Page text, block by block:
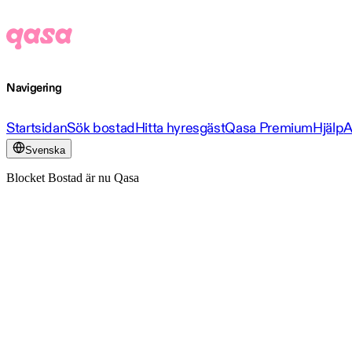
Navigering
StartsidanSök bostadHitta hyresgästQasa PremiumHjälp
Svenska
Blocket Bostad är nu Qasa